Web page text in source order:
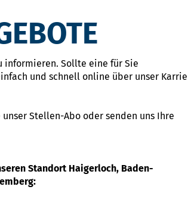
informieren. Sollte eine für Sie
und schnell online über unser
Stellen-Abo oder senden uns Ihre
Standort Haigerloch, Baden-